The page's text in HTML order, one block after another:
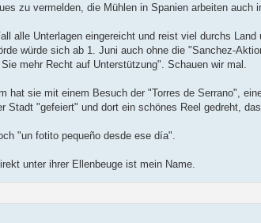
zu vermelden, die Mühlen in Spanien arbeiten auch
alle Unterlagen eingereicht und reist viel durchs
würde sich ab 1. Juni auch ohne die "Sanchez-
mehr Recht auf Unterstützung". Schauen wir mal.
hat sie mit einem Besuch der "Torres de Serrano",
Stadt "gefeiert" und dort ein schönes Reel gedreht,
"un fotito pequeño desde ese día".
unter ihrer Ellenbeuge ist mein Name.